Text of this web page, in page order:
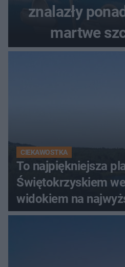
znalazły
martwe
CIEKAWOSTKA
To najpiękniejsza
Świętokrzyskiem
widokiem na
Świętokrzyskich